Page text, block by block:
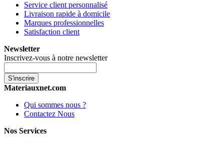
Service client personnalisé
Livraison rapide à domicile
Marques professionnelles
Satisfaction client
Newsletter
Inscrivez-vous à notre newsletter
S'inscrire
Materiauxnet.com
Qui sommes nous ?
Contactez Nous
Nos Services